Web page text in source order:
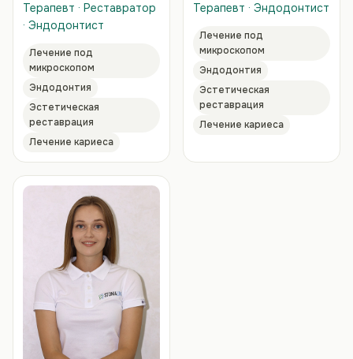
Терапевт · Реставратор
· Эндодонтист
Лечение под
микроскопом
Эндодонтия
Эстетическая
реставрация
Лечение кариеса
Терапевт · Эндодонтист
Лечение под
микроскопом
Эндодонтия
Эстетическая
реставрация
Лечение кариеса